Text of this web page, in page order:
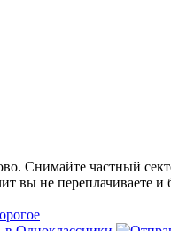
Снимайте частный
вы не переплачиваете и